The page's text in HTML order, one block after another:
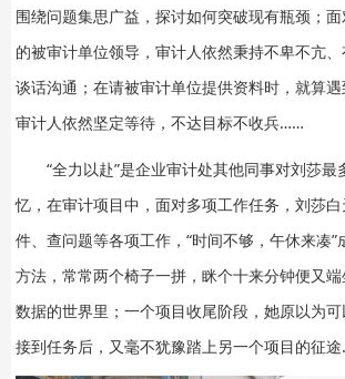
围绕问题集思广益，探讨如何突破现有瓶颈；
的被审计单位领导，审计人依然秉持不卑不亢
谈话沟通；在请被审计单位提供资料时，就算遇
审计人依然坚定等待，不达目标不收兵……
“全力以赴”是企业审计处其他同事对刘莎最
忆，在审计项目中，面对多项工作任务，刘莎
件、查问题等各项工作，“时间不够，午休来凑”
方法，常常两个椅子一拼，眯个十来分钟便又
数据的世界里；一个项目收尾阶段，她原以为
接到任务后，又毫不犹豫踏上另一个项目的征